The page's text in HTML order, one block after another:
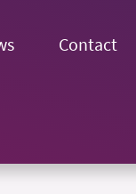
Contact